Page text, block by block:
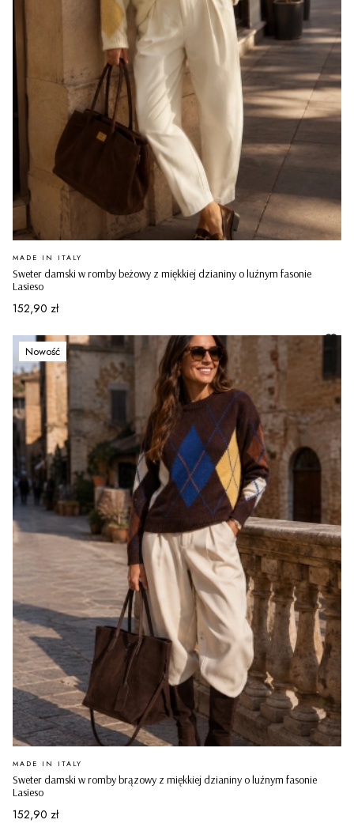
Sweter damski w romby beżowy z miękkiej dzianiny o luźnym fasonie
Lasieso
PRODUCENT
MADE IN ITALY
Cena
152,90 zł
Nowość
Sweter damski w romby brązowy z miękkiej dzianiny o luźnym fasonie
Lasieso
PRODUCENT
MADE IN ITALY
Cena
152,90 zł